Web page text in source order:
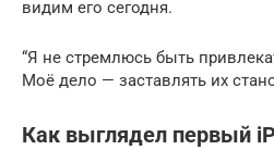
видим его сегодня.
“Я не стремлюсь быть
Моё дело — заставлять их
Как выглядел первый